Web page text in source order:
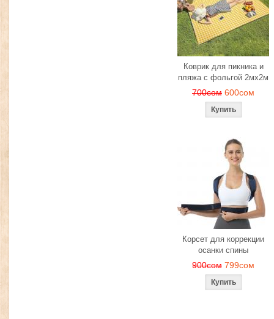
Коврик для пикника и
пляжа с фольгой 2мх2м
700сом 600сом
Корсет для коррекции
осанки спины
900сом 799сом